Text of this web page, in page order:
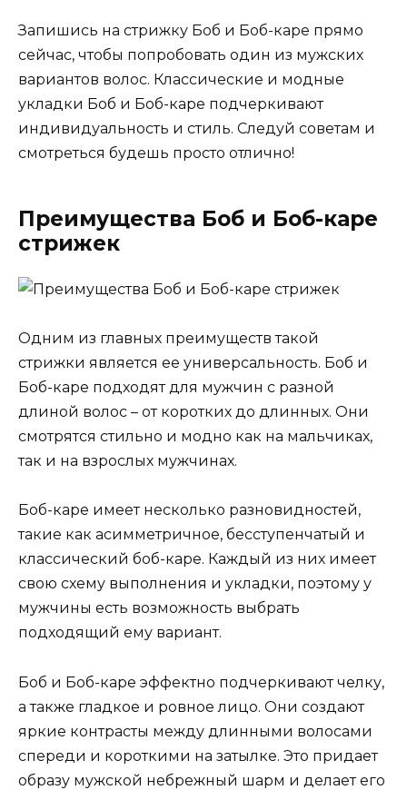
Запишись на стрижку Боб и Боб-каре прямо
сейчас, чтобы попробовать один из мужских
вариантов волос. Классические и модные
укладки Боб и Боб-каре подчеркивают
индивидуальность и стиль. Следуй советам и
смотреться будешь просто отлично!
Преимущества Боб и Боб-каре
стрижек
Одним из главных преимуществ такой
стрижки является ее универсальность. Боб и
Боб-каре подходят для мужчин с разной
длиной волос – от коротких до длинных. Они
смотрятся стильно и модно как на мальчиках,
так и на взрослых мужчинах.
Боб-каре имеет несколько разновидностей,
такие как асимметричное, бесступенчатый и
классический боб-каре. Каждый из них имеет
свою схему выполнения и укладки, поэтому у
мужчины есть возможность выбрать
подходящий ему вариант.
Боб и Боб-каре эффектно подчеркивают челку,
а также гладкое и ровное лицо. Они создают
яркие контрасты между длинными волосами
спереди и короткими на затылке. Это придает
образу мужской небрежный шарм и делает его